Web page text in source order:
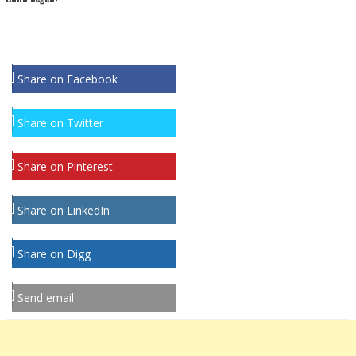
Share on Facebook
Share on Twitter
Share on Pinterest
Share on LinkedIn
Share on Digg
Send email